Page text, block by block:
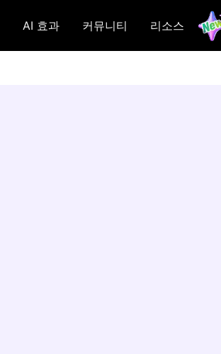
AI 효과 커뮤니티 리소스